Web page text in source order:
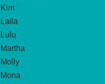
Kim
Laila
Lulu
Martha
Molly
Mona